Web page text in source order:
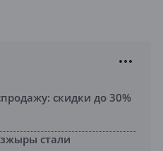
скидки до 30%
стали